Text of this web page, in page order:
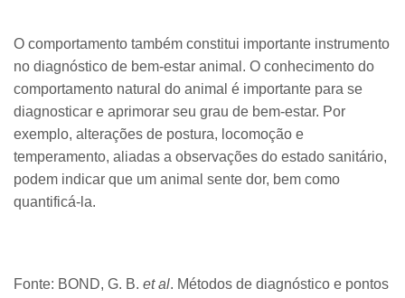
O comportamento também constitui importante instrumento
no diagnóstico de bem-estar animal. O conhecimento do
comportamento natural do animal é importante para se
diagnosticar e aprimorar seu grau de bem-estar. Por
exemplo, alterações de postura, locomoção e
temperamento, aliadas a observações do estado sanitário,
podem indicar que um animal sente dor, bem como
quantificá-la.
Fonte: BOND, G. B. et al. Métodos de diagnóstico e pontos